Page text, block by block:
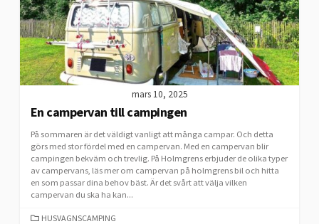
mars 10, 2025
En campervan till campingen
På sommaren är det väldigt vanligt att många campar. Och detta
görs med stor fördel med en campervan. Med en campervan blir
campingen bekväm och trevlig. På Holmgrens erbjuder de olika typer
av campervans, läs mer om campervan på holmgrens bil och hitta
en som passar dina behov bäst. Är det svårt att välja vilken
campervan du ska ha kan...
CATEGORIES
HUSVAGNSCAMPING